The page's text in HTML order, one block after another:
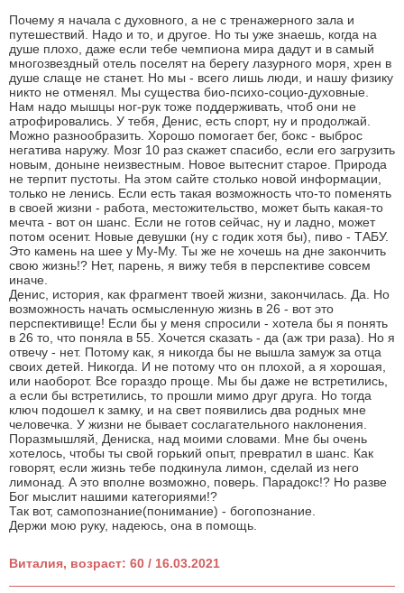
Почему я начала с духовного, а не с тренажерного зала и
путешествий. Надо и то, и другое. Но ты уже знаешь, когда на
душе плохо, даже если тебе чемпиона мира дадут и в самый
многозвездный отель поселят на берегу лазурного моря, хрен в
душе слаще не станет. Но мы - всего лишь люди, и нашу физику
никто не отменял. Мы существа био-психо-социо-духовные.
Нам надо мышцы ног-рук тоже поддерживать, чтоб они не
атрофировались. У тебя, Денис, есть спорт, ну и продолжай.
Можно разнообразить. Хорошо помогает бег, бокс - выброс
негатива наружу. Мозг 10 раз скажет спасибо, если его загрузить
новым, доныне неизвестным. Новое вытеснит старое. Природа
не терпит пустоты. На этом сайте столько новой информации,
только не ленись. Если есть такая возможность что-то поменять
в своей жизни - работа, местожительство, может быть какая-то
мечта - вот он шанс. Если не готов сейчас, ну и ладно, может
потом осенит. Новые девушки (ну с годик хотя бы), пиво - ТАБУ.
Это камень на шее у Му-Му. Ты же не хочешь на дне закончить
свою жизнь!? Нет, парень, я вижу тебя в перспективе совсем
иначе.
Денис, история, как фрагмент твоей жизни, закончилась. Да. Но
возможность начать осмысленную жизнь в 26 - вот это
перспективище! Если бы у меня спросили - хотела бы я понять
в 26 то, что поняла в 55. Хочется сказать - да (аж три раза). Но я
отвечу - нет. Потому как, я никогда бы не вышла замуж за отца
своих детей. Никогда. И не потому что он плохой, а я хорошая,
или наоборот. Все гораздо проще. Мы бы даже не встретились,
а если бы встретились, то прошли мимо друг друга. Но тогда
ключ подошел к замку, и на свет появились два родных мне
человечка. У жизни не бывает сослагательного наклонения.
Поразмышляй, Дениска, над моими словами. Мне бы очень
хотелось, чтобы ты свой горький опыт, превратил в шанс. Как
говорят, если жизнь тебе подкинула лимон, сделай из него
лимонад. А это вполне возможно, поверь. Парадокс!? Но разве
Бог мыслит нашими категориями!?
Так вот, самопознание(понимание) - богопознание.
Держи мою руку, надеюсь, она в помощь.
Виталия, возраст: 60 / 16.03.2021